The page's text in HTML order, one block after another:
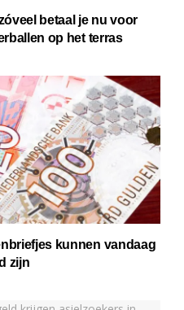
betaal je nu voor
op het terras
kunnen vandaag
zijn